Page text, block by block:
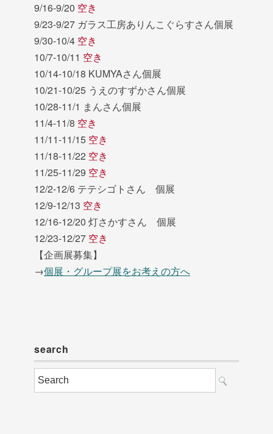
9/16-9/20 空き
9/23-9/27 ガラス工房ありんこぐらすさん個展
9/30-10/4 空き
10/7-10/11 空き
10/14-10/18 KUMYAさん個展
10/21-10/25 うえのすずかさん個展
10/28-11/1 まんさん個展
11/4-11/8 空き
11/11-11/15 空き
11/18-11/22 空き
11/25-11/29 空き
12/2-12/6 テテシゴトさん 個展
12/9-12/13 空き
12/16-12/20 灯さかすさん 個展
12/23-12/27 空き
【企画展募集】
→個展・グループ展をお考えの方へ
search